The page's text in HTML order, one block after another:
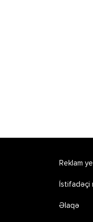
Reklam
İstifadəçi
Əlaqə